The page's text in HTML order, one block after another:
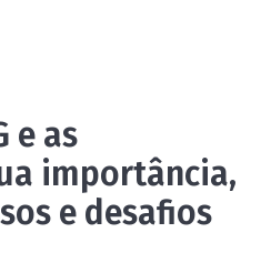
e as
importância,
e desafios